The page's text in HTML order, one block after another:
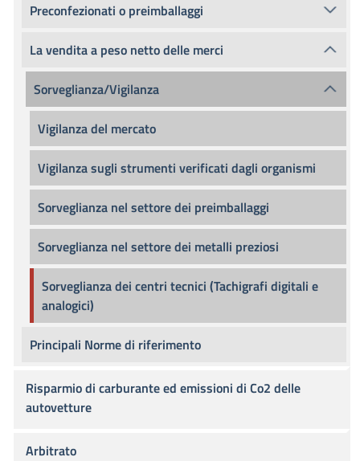
Preconfezionati o preimballaggi
La vendita a peso netto delle merci
Sorveglianza/Vigilanza
Vigilanza del mercato
Vigilanza sugli strumenti verificati dagli organismi
Sorveglianza nel settore dei preimballaggi
Sorveglianza nel settore dei metalli preziosi
Sorveglianza dei centri tecnici (Tachigrafi digitali e
analogici)
Principali Norme di riferimento
Risparmio di carburante ed emissioni di Co2 delle
autovetture
Arbitrato